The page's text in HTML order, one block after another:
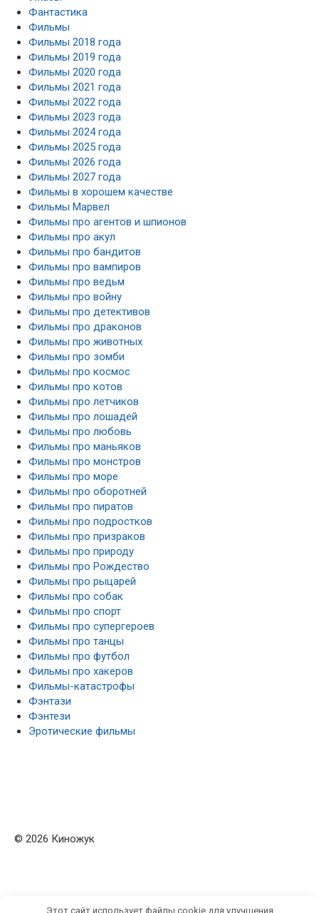
Фантастика
Фильмы
Фильмы 2018 года
Фильмы 2019 года
Фильмы 2020 года
Фильмы 2021 года
Фильмы 2022 года
Фильмы 2023 года
Фильмы 2024 года
Фильмы 2025 года
Фильмы 2026 года
Фильмы 2027 года
Фильмы в хорошем качестве
Фильмы Марвел
Фильмы про агентов и шпионов
Фильмы про акул
Фильмы про бандитов
Фильмы про вампиров
Фильмы про ведьм
Фильмы про войну
Фильмы про детективов
Фильмы про драконов
Фильмы про животных
Фильмы про зомби
Фильмы про космос
Фильмы про котов
Фильмы про летчиков
Фильмы про лошадей
Фильмы про любовь
Фильмы про маньяков
Фильмы про монстров
Фильмы про море
Фильмы про оборотней
Фильмы про пиратов
Фильмы про подростков
Фильмы про призраков
Фильмы про природу
Фильмы про Рождество
Фильмы про рыцарей
Фильмы про собак
Фильмы про спорт
Фильмы про супергероев
Фильмы про танцы
Фильмы про футбол
Фильмы про хакеров
Фильмы-катастрофы
Фэнтази
Фэнтези
Эротические фильмы
© 2026 Киножук
Этот сайт использует файлы cookie для улучшения